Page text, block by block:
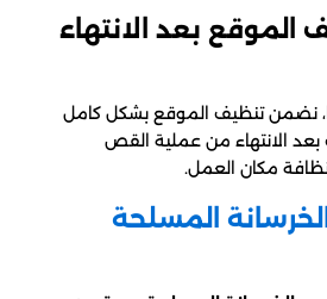
بعد الانتهاء
نضمن تنظيف الموقع بشكل كامل
بعد الانتهاء من عملية القص
مكان العمل.
المسلحة